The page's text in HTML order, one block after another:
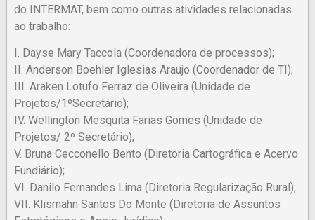
do INTERMAT, bem como outras atividades relacionadas
ao trabalho:
I. Dayse Mary Taccola (Coordenadora de processos);
II. Anderson Boehler Iglesias Araujo (Coordenador de TI);
III. Araken Lotufo Ferraz de Oliveira (Unidade de
Projetos/1ºSecretário);
IV. Wellington Mesquita Farias Gomes (Unidade de
Projetos/ 2º Secretário);
V. Bruna Cecconello Bento (Diretoria Cartográfica e Acervo
Fundiário);
VI. Danilo Fernandes Lima (Diretoria Regularização Rural);
VII. Klismahn Santos Do Monte (Diretoria de Assuntos